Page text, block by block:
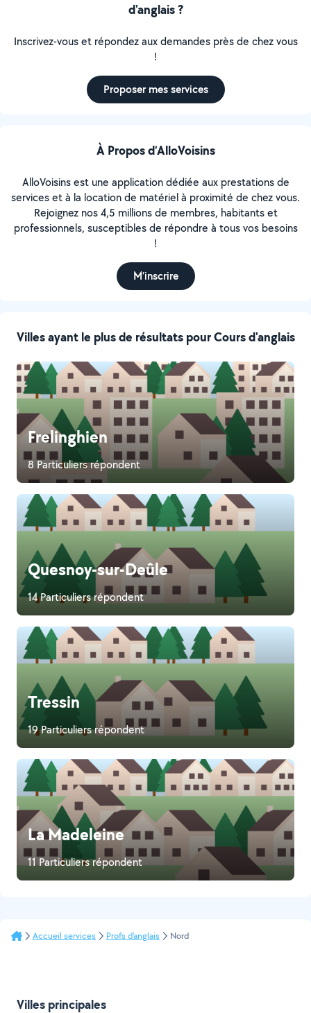
Villes ayant le plus de résultats pour Cours d'anglais
Frelinghien
8 Particuliers répondent
Quesnoy-sur-Deûle
14 Particuliers répondent
Tressin
19 Particuliers répondent
La Madeleine
11 Particuliers répondent
d'anglais ?
Inscrivez-vous et répondez aux demandes près de chez vous
!
Proposer mes services
À Propos d’AlloVoisins
AlloVoisins est une application dédiée aux prestations de
services et à la location de matériel à proximité de chez vous.
Rejoignez nos 4,5 millions de membres, habitants et
professionnels, susceptibles de répondre à tous vos besoins
!
M’inscrire
Accueil services Profs d'anglais Nord
Villes principales